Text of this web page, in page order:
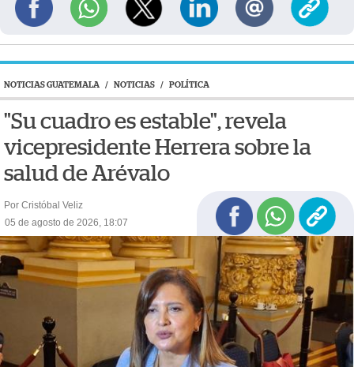
NOTICIAS GUATEMALA / NOTICIAS / POLÍTICA
"Su cuadro es estable", revela
vicepresidente Herrera sobre la
salud de Arévalo
Por Cristóbal Veliz
05 de agosto de 2026, 18:07